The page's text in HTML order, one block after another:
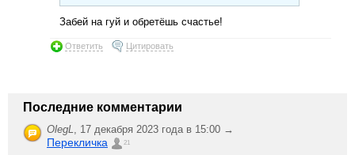
Забей на гуй и обретёшь счастье!
Ответить Цитировать
Последние комментарии
OlegL, 17 декабря 2023 года в 15:00 →
Перекличка 21